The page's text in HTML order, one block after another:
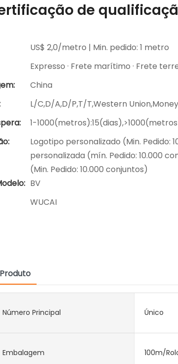
de
US$ 2,0/metro | Min. pedido: 1 metro
Expresso · Frete marítimo · Frete
China
L/C,D/A,D/P,T/T,Western
1-
Logotipo personalizado (Min. Pedido:
personalizada (mín. Pedido: 10.000
(Min. Pedido: 10.000 conjuntos)
BV
WUCAI
Número Principal Único
Embalagem 100m/